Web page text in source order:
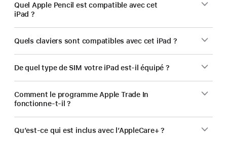
Quel Apple Pencil est compatible avec cet
iPad ?
Quels claviers sont compatibles avec cet iPad ?
De quel type de SIM votre iPad est‑il équipé ?
Comment le programme Apple Trade In
fonctionne-t-il ?
Qu’est-ce qui est inclus avec l’AppleCare+ ?